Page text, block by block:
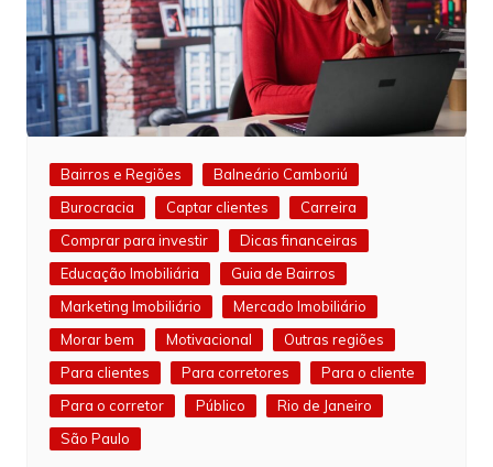
Bairros e Regiões
Balneário Camboriú
Burocracia
Captar clientes
Carreira
Comprar para investir
Dicas financeiras
Educação Imobiliária
Guia de Bairros
Marketing Imobiliário
Mercado Imobiliário
Morar bem
Motivacional
Outras regiões
Para clientes
Para corretores
Para o cliente
Para o corretor
Público
Rio de Janeiro
São Paulo